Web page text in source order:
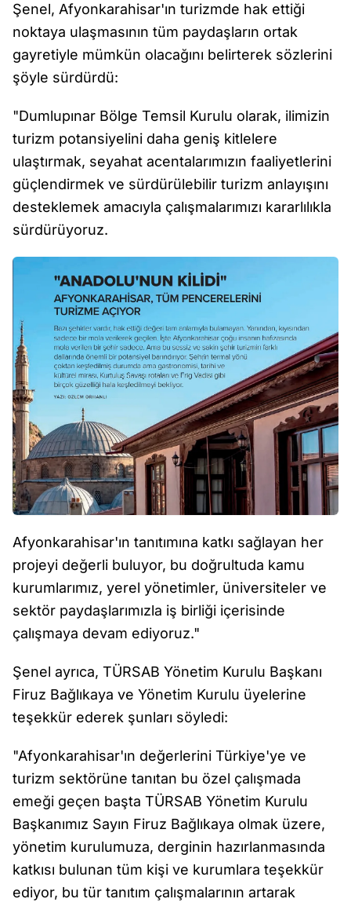
Şenel, Afyonkarahisar'ın turizmde hak ettiği
noktaya ulaşmasının tüm paydaşların ortak
gayretiyle mümkün olacağını belirterek sözlerini
şöyle sürdürdü:
"Dumlupınar Bölge Temsil Kurulu olarak, ilimizin
turizm potansiyelini daha geniş kitlelere
ulaştırmak, seyahat acentalarımızın faaliyetlerini
güçlendirmek ve sürdürülebilir turizm anlayışını
desteklemek amacıyla çalışmalarımızı kararlılıkla
sürdürüyoruz.
Afyonkarahisar'ın tanıtımına katkı sağlayan her
projeyi değerli buluyor, bu doğrultuda kamu
kurumlarımız, yerel yönetimler, üniversiteler ve
sektör paydaşlarımızla iş birliği içerisinde
çalışmaya devam ediyoruz."
Şenel ayrıca, TÜRSAB Yönetim Kurulu Başkanı
Firuz Bağlıkaya ve Yönetim Kurulu üyelerine
teşekkür ederek şunları söyledi:
"Afyonkarahisar'ın değerlerini Türkiye'ye ve
turizm sektörüne tanıtan bu özel çalışmada
emeği geçen başta TÜRSAB Yönetim Kurulu
Başkanımız Sayın Firuz Bağlıkaya olmak üzere,
yönetim kurulumuza, derginin hazırlanmasında
katkısı bulunan tüm kişi ve kurumlara teşekkür
ediyor, bu tür tanıtım çalışmalarının artarak